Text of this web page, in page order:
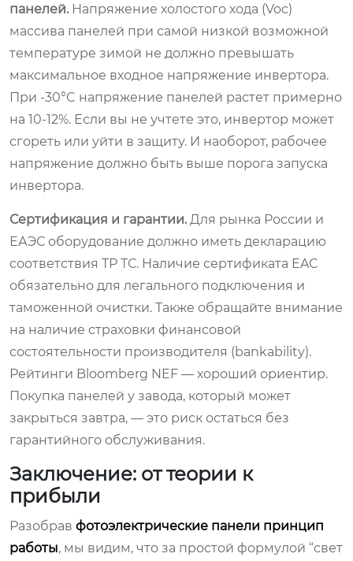
панелей. Напряжение холостого хода (Voc)
массива панелей при самой низкой возможной
температуре зимой не должно превышать
максимальное входное напряжение инвертора.
При -30°C напряжение панелей растет примерно
на 10-12%. Если вы не учтете это, инвертор может
сгореть или уйти в защиту. И наоборот, рабочее
напряжение должно быть выше порога запуска
инвертора.
Сертификация и гарантии. Для рынка России и
ЕАЭС оборудование должно иметь декларацию
соответствия ТР ТС. Наличие сертификата EAC
обязательно для легального подключения и
таможенной очистки. Также обращайте внимание
на наличие страховки финансовой
состоятельности производителя (bankability).
Рейтинги Bloomberg NEF — хороший ориентир.
Покупка панелей у завода, который может
закрыться завтра, — это риск остаться без
гарантийного обслуживания.
Заключение: от теории к
прибыли
Разобрав фотоэлектрические панели принцип
работы, мы видим, что за простой формулой “свет